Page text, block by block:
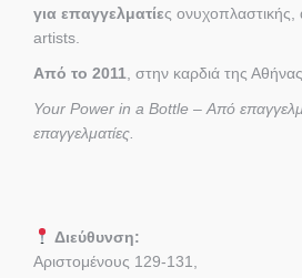
για επαγγελματίες ονυχοπλαστικής,
artists.
Από το 2011 , στην καρδιά της Αθήνας.
Your Power in a Bottle – Από
επαγγελματίες.
Διεύθυνση:
Αριστομένους 129-131,